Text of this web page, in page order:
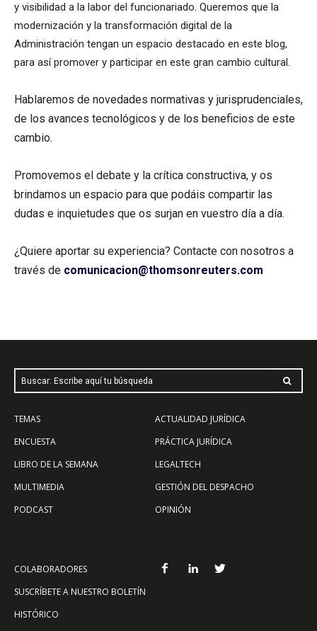
y visibilidad a la labor del funcionariado. Queremos que la
modernización y la transformación digital de la
Administración tengan un espacio destacado en este blog,
para así promover y participar en este gran cambio cultural.
Hablaremos de novedades normativas y jurisprudenciales,
de los avances tecnológicos y de los beneficios de este
cambio.
Promovemos el debate y la crítica constructiva, y os
brindamos un espacio para que podáis compartir las
dudas e inquietudes que os surjan en vuestro día a día.
¿Quiere aportar su experiencia? Contacte con nosotros a
través de comunicacion@thomsonreuters.com
Buscar: Escribe aquí tu búsqueda
TEMAS
ENCUESTA
LIBRO DE LA SEMANA
MULTIMEDIA
PODCAST
ACTUALIDAD JURÍDICA
PRÁCTICA JURÍDICA
LEGALTECH
GESTIÓN DEL DESPACHO
OPINIÓN
COLABORADORES
SUSCRÍBETE A NUESTRO BOLETÍN
HISTÓRICO